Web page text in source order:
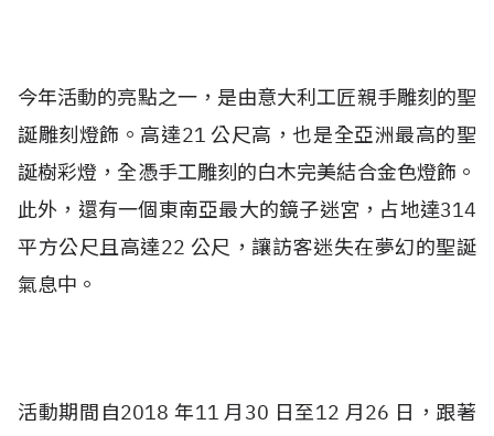
今年活動的亮點之一，是由意大利工匠親手雕刻的聖
誕雕刻燈飾。高達21 公尺高，也是全亞洲最高的聖
誕樹彩燈，全憑手工雕刻的白木完美結合金色燈飾。
此外，還有一個東南亞最大的鏡子迷宮，占地達314
平方公尺且高達22 公尺，讓訪客迷失在夢幻的聖誕
氣息中。
活動期間自2018 年11 月30 日至12 月26 日，跟著